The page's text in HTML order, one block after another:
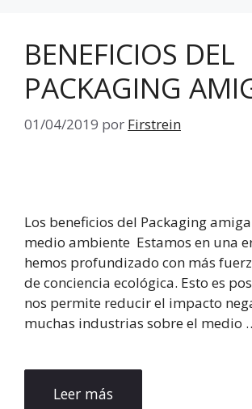
BENEFICIOS DEL
PACKAGING
01/04/2019 por Firstrein
Los beneficios del Packaging
medio ambiente Estamos en una
hemos profundizado con más
de conciencia ecológica. Esto es
nos permite reducir el impacto
muchas industrias sobre el medio
Leer más